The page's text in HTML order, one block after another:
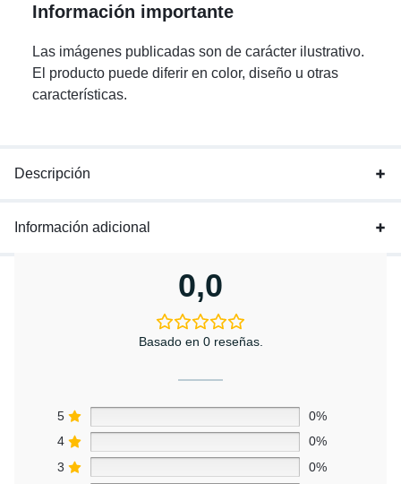
Información importante
Las imágenes publicadas son de carácter ilustrativo.
El producto puede diferir en color, diseño u otras
características.
Descripción
Información adicional
0,0
Basado en 0 reseñas.
5
0%
4
0%
3
0%